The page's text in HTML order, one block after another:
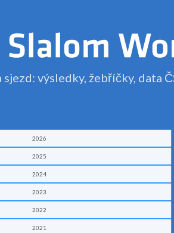
výsledky, žebříčky, data
2026
2025
2024
2023
2022
2021